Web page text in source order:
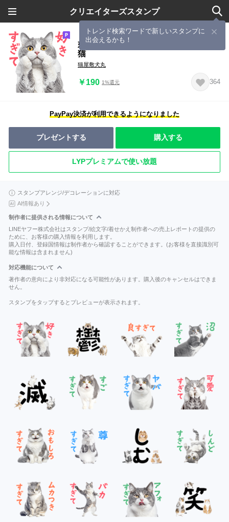
クリエイターズスタンプ
トレンド検索ワードで新しいスタンプに
出会えるかも！
好きすぎて〇〇デブ猫の逆襲★リアル
猫
猫屋敷犬丸
￥190 1%還元 364
PayPay決済が利用できるようになりました
プレゼントする 購入する
LYPプレミアムで使い放題
スタンプアレンジ/デコレーションに対応
AI情報あり
制作者に提供される情報について
LINEヤフー株式会社はスタンプ/絵文字/着せかえ制作者への売上レポートの提供の
ために、お客様の購入情報を利用します。
購入日付、登録国情報は制作者から確認することができます。(お客様を直接識別可
能な情報は含まれません)
対応機能について
著作者の意向により非対応になる可能性があります。購入後のキャンセルはできま
せん。
スタンプをタップするとプレビューが表示されます。